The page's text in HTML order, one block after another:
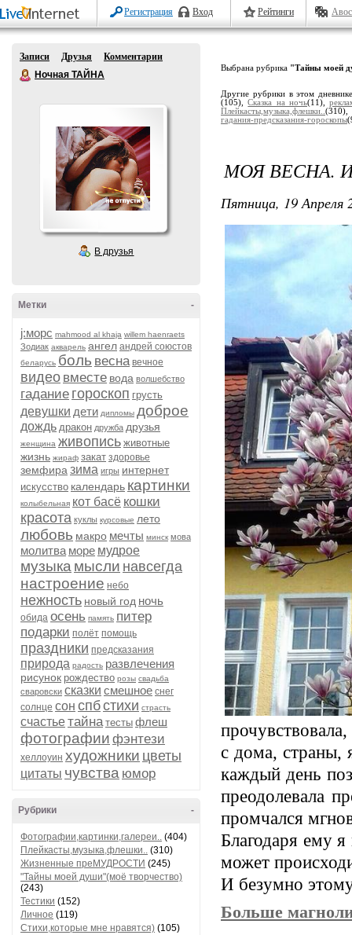
Регистрация Вход Рейтинги
Записи Друзья
Комментарии
Ночная ТАЙНА
В друзья
-
Метки
j:морс mahmood al khaja willem haenraets
Зодиак акварель ангел андрей союстов
беларусь боль весна вечное
видео вместе вода волшебство
гадание гороскоп грусть
девушки дети дипломы доброе
дождь дракон дружба друзья
женщина живопись животные
жизнь жираф закат здоровье
земфира зима игры интернет
искусство календарь картинки
колыбельная кот басё кошки
красота куклы курсовые лето
любовь макро мечты минск мова
молитва море мудрое
музыка мысли навсегда
настроение небо
нежность новый год ночь
обида осень память питер
подарки полёт помощь
праздники предсказания
природа радость развлечения
рисунок рождество розы свадьба
сваровски сказки смешное снег
солнце сон спбстихи страсть
счастьетайна тесты флеш
фотографии фэнтези
хеллоуин художники цветы
цитаты чувства юмор
-
Рубрики
Фотографии,картинки,галереи.. (404)
Плейкасты,музыка,флешки.. (310)
Жизненные преМУДРОСТИ (245)
"Тайны моей души"(моё творчество)
(243)
Тестики (152)
Личное (119)
Стихи,которые мне нравятся) (105)
Выбрана рубрика "Тайны моей
Другие рубрики в этом
(105),Сказка на ночь(11),
Плейкасты,музыка,флешки..
гадания-предсказания-гороскопы
МОЯ ВЕСНА.
Пятница, 19 Апреля
с дома, страны,
каждый день
преодолевала
промчался
Благодаря ему
может
И безумно
Больше